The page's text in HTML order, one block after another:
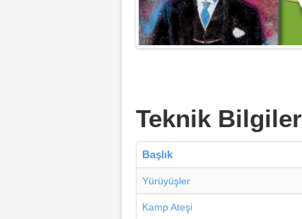
Teknik Bilgiler
Başlık
Yürüyüşler
Kamp Ateşi